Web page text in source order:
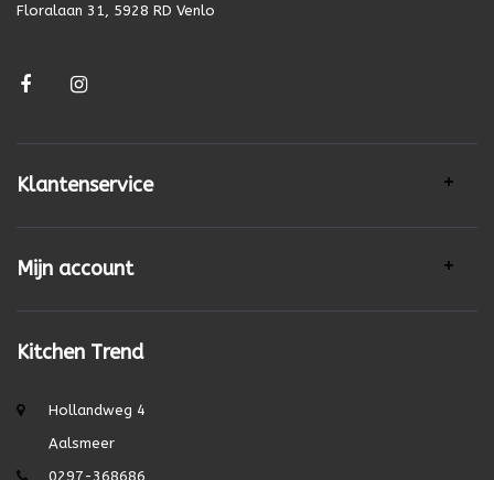
Floralaan 31, 5928 RD Venlo
Klantenservice
Mijn account
Kitchen Trend
Hollandweg 4
Aalsmeer
0297-368686